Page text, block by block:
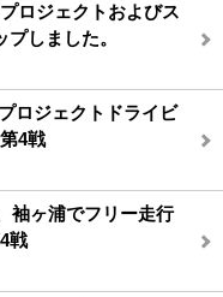
ロジェクトおよびス
しました。
ロジェクトドライビ
4戦
袖ヶ浦でフリー走行
戦